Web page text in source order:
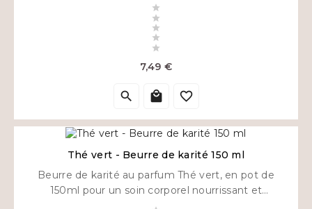





7,49 €Prix
  
Thé vert - Beurre de karité 150 ml
Beurre de karité au parfum Thé vert, en pot de
150ml pour un soin corporel nourrissant et
hydratant.